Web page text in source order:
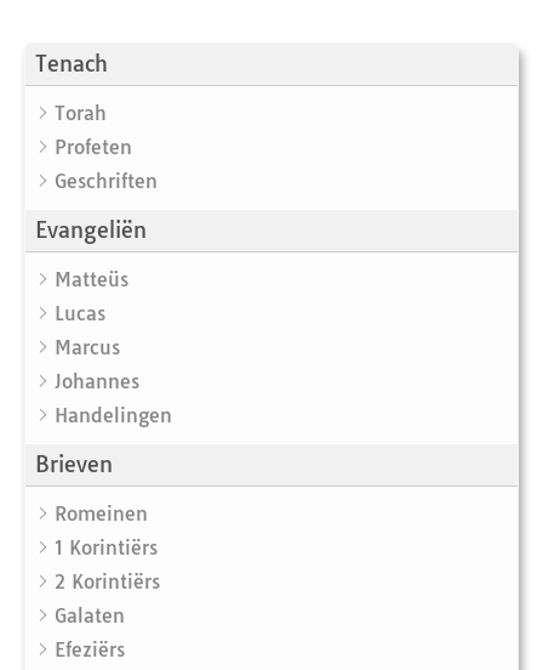
Tenach
Torah
Profeten
Geschriften
Evangeliën
Matteüs
Lucas
Marcus
Johannes
Handelingen
Brieven
Romeinen
1 Korintiërs
2 Korintiërs
Galaten
Efeziërs